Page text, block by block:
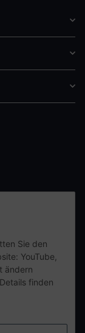
die
Sie den
YouTube,
ändern
finden